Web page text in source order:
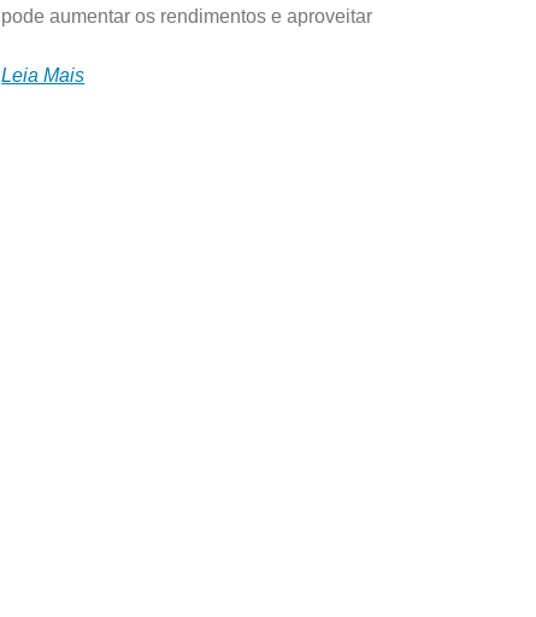
pode aumentar os rendimentos e aproveitar
Leia Mais